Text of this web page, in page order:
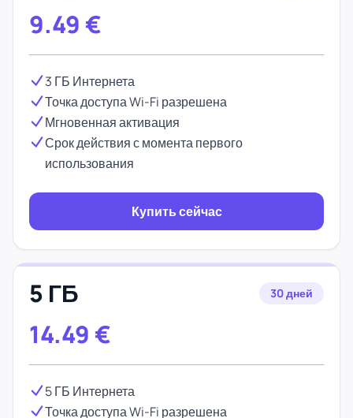
9.49 €
3 ГБ Интернета
Точка доступа Wi-Fi разрешена
Мгновенная активация
Срок действия с момента первого
использования
Купить сейчас
5 ГБ 30 дней
14.49 €
5 ГБ Интернета
Точка доступа Wi-Fi разрешена